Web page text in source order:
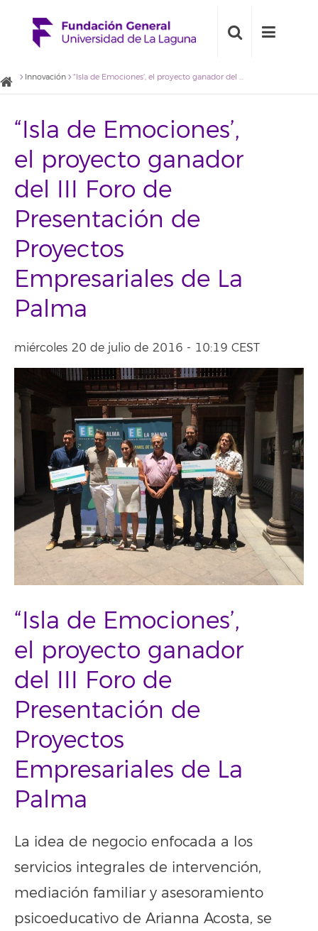
Innovación “Isla de Emociones’, el proyecto ganador del III Foro de Presentación de Proyectos Empresariales de La Palma
“Isla de Emociones’,
el proyecto ganador
del III Foro de
Presentación de
Proyectos
Empresariales de La
Palma
miércoles 20 de julio de 2016 - 10:19 CEST
“Isla de Emociones’,
el proyecto ganador
del III Foro de
Presentación de
Proyectos
Empresariales de La
Palma
La idea de negocio enfocada a los
servicios integrales de intervención,
mediación familiar y asesoramiento
psicoeducativo de Arianna Acosta, se